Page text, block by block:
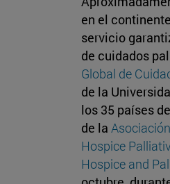
en el
servicio
de cuidados
Global de
de la
los 35 países
de la
Hospice
Hospice and